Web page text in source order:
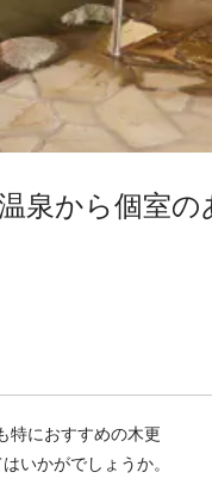
泉から個室の
特におすすめの木更
いかがでしょうか。